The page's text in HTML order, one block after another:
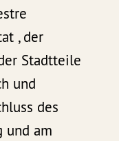
, der
Stadtteile
und
des
und am